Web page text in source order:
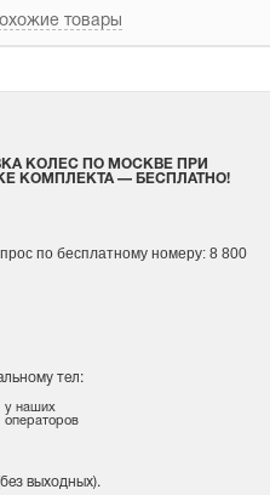
товары
тел:
у наших
операторов
выходных).
КОЛЕС ПО МОСКВЕ ПРИ
КОМПЛЕКТА — БЕСПЛАТНО!
по бесплатному номеру: 8 800